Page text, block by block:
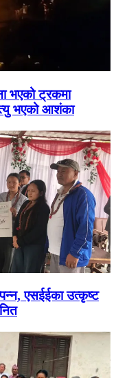
भएको ट्रकमा
भएको आशंका
एसईईका उत्कृष्ट